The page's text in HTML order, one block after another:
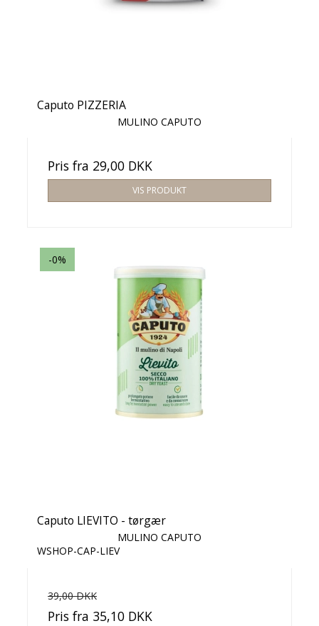
Caputo PIZZERIA
MULINO CAPUTO
Pris fra 29,00 DKK
VIS PRODUKT
-0%
Caputo LIEVITO - tørgær
MULINO CAPUTO
WSHOP-CAP-LIEV
39,00 DKK
Pris fra 35,10 DKK